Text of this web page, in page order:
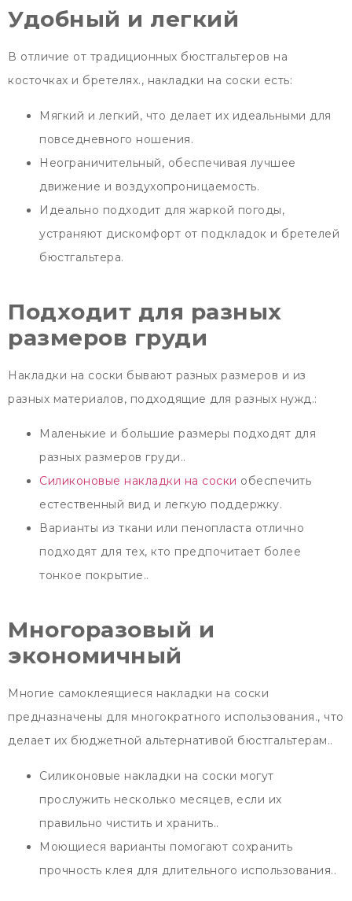
Удобный и легкий
В отличие от традиционных бюстгальтеров на
косточках и бретелях., накладки на соски есть:
Мягкий и легкий, что делает их идеальными для
повседневного ношения.
Неограничительный, обеспечивая лучшее
движение и воздухопроницаемость.
Идеально подходит для жаркой погоды,
устраняют дискомфорт от подкладок и бретелей
бюстгальтера.
Подходит для разных
размеров груди
Накладки на соски бывают разных размеров и из
разных материалов, подходящие для разных нужд.:
Маленькие и большие размеры подходят для
разных размеров груди..
Силиконовые накладки на соски обеспечить
естественный вид и легкую поддержку.
Варианты из ткани или пенопласта отлично
подходят для тех, кто предпочитает более
тонкое покрытие..
Многоразовый и
экономичный
Многие самоклеящиеся накладки на соски
предназначены для многократного использования., что
делает их бюджетной альтернативой бюстгальтерам..
Силиконовые накладки на соски могут
прослужить несколько месяцев, если их
правильно чистить и хранить..
Моющиеся варианты помогают сохранить
прочность клея для длительного использования..